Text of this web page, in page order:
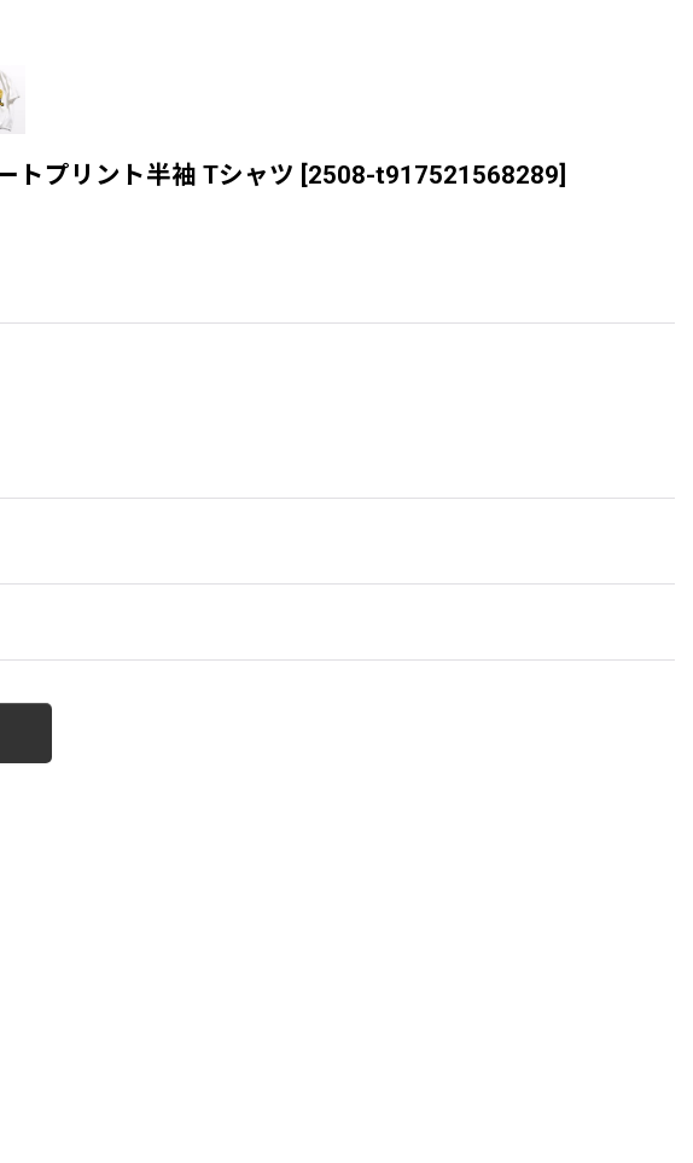
プリント半袖 Tシャツ [2508-t917521568289]